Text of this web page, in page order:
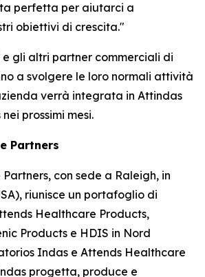
perfetta per aiutarci a
obiettivi di crescita."
gli altri partner commerciali di
a svolgere le loro normali attività
verrà integrata in Attindas
prossimi mesi.
Partners
con sede a Raleigh, in
riunisce un portafoglio di
Healthcare Products,
Products e HDIS in Nord
Indas e Attends Healthcare
progetta, produce e